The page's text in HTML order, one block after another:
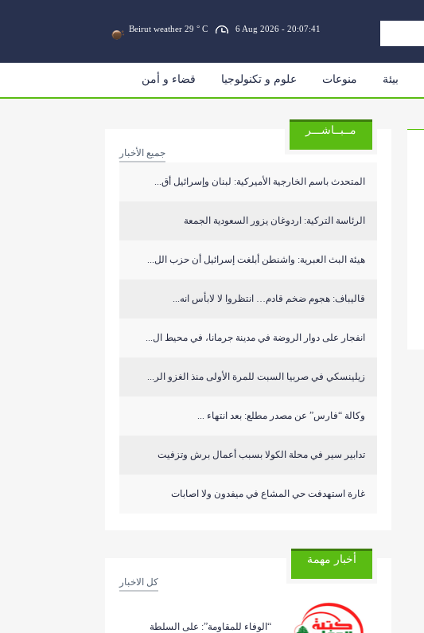
Beirut weather 29 ° C 6 Aug 2026 - 20:07:41
بيئة منوعات علوم و تكنولوجيا قضاء و أمن
مــبــاشـــر
جميع الأخبار
المتحدث باسم الخارجية الأميركية: لبنان وإسرائيل أق...
الرئاسة التركية: اردوغان يزور السعودية الجمعة
هيئة البث العبرية: واشنطن أبلغت إسرائيل أن حزب الل...
قاليباف: هجوم ضخم قادم… انتظروا لا لابأس انه...
انفجار على دوار الروضة في مدينة جرمانا، في محيط ال...
زيلينسكي في صربيا السبت للمرة الأولى منذ الغزو الر...
وكالة “فارس” عن مصدر مطلع: بعد انتهاء ...
تدابير سير في محلة الكولا بسبب أعمال برش وتزفيت
غارة استهدفت حي المشاع في ميفدون ولا اصابات
أخبار مهمة
كل الاخبار
“الوفاء للمقاومة”: على السلطة